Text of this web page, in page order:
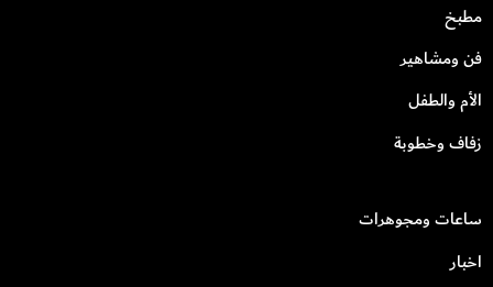
مطبخ
فن ومشاهير
الأم والطفل
زفاف وخطوبة
ساعات ومجوهرات
اخبار